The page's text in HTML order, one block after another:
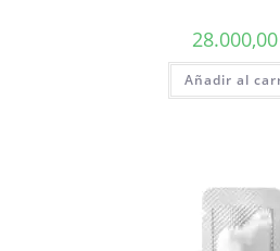
28.000,00
Añadir al